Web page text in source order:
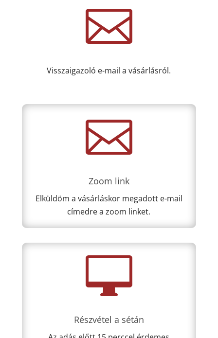

Visszaigazoló e-mail a vásárlásról.

Zoom link
Elküldöm a vásárláskor megadott e-mail
címedre a zoom linket.

Részvétel a sétán